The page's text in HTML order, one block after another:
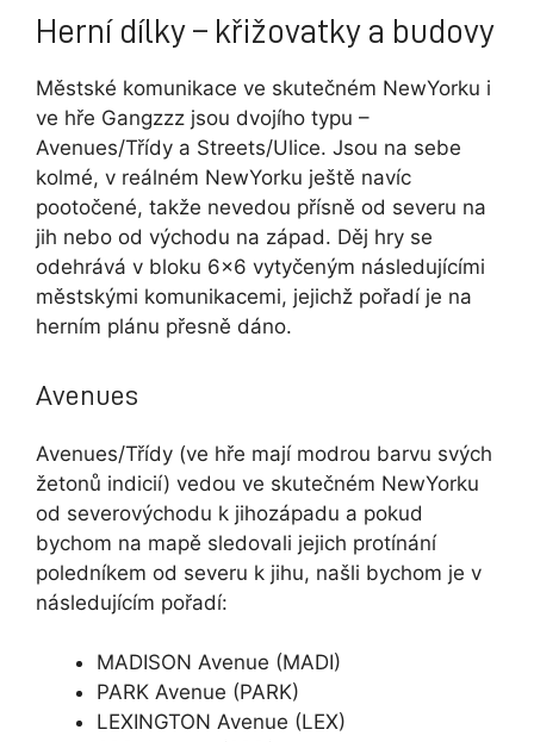
Herní dílky – křižovatky a budovy
Městské komunikace ve skutečném NewYorku i
ve hře Gangzzz jsou dvojího typu –
Avenues/Třídy a Streets/Ulice. Jsou na sebe
kolmé, v reálném NewYorku ještě navíc
pootočené, takže nevedou přísně od severu na
jih nebo od východu na západ. Děj hry se
odehrává v bloku 6×6 vytyčeným následujícími
městskými komunikacemi, jejichž pořadí je na
herním plánu přesně dáno.
Avenues
Avenues/Třídy (ve hře mají modrou barvu svých
žetonů indicií) vedou ve skutečném NewYorku
od severovýchodu k jihozápadu a pokud
bychom na mapě sledovali jejich protínání
poledníkem od severu k jihu, našli bychom je v
následujícím pořadí:
MADISON Avenue (MADI)
PARK Avenue (PARK)
LEXINGTON Avenue (LEX)